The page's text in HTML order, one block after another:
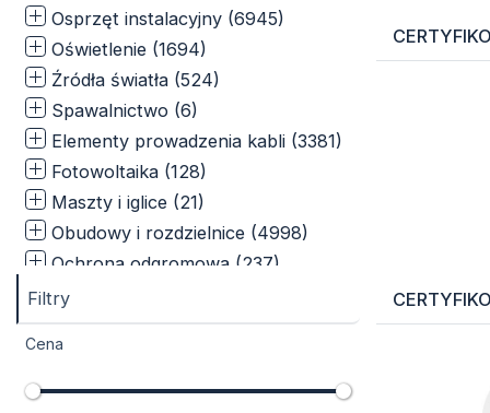
Osprzęt instalacyjny (6945)
Oświetlenie (1694)
Źródła światła (524)
Spawalnictwo (6)
Elementy prowadzenia kabli (3381)
Fotowoltaika (128)
Maszty i iglice (21)
Obudowy i rozdzielnice (4998)
Ochrona odgromowa (237)
Narzędzia, multimery i mierniki
(283)
Puszki i rozgałęźniki (2983)
Ogrzewanie i wentylacja (115)
Filtry
Cena